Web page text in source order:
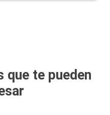
te pueden